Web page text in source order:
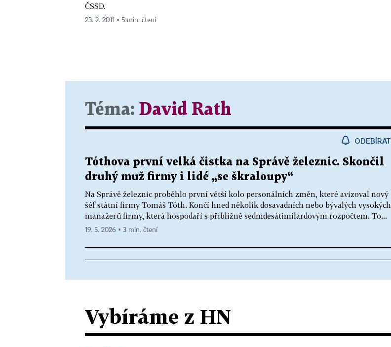
ČSSD.
23. 2. 2011 ▪ 5 min. čtení
Téma: David Rath
ODEBÍRAT
Tóthova první velká čistka na Správě železnic. Skončil
druhý muž firmy i lidé „se škraloupy“
Na Správě železnic proběhlo první větší kolo personálních změn, které avizoval nový
šéf státní firmy Tomáš Tóth. Končí hned několik dosavadních nebo bývalých vysokých
manažerů firmy, která hospodaří s přibližně sedmdesátimilardovým rozpočtem. To...
19. 5. 2026 ▪ 3 min. čtení
Vybíráme z HN